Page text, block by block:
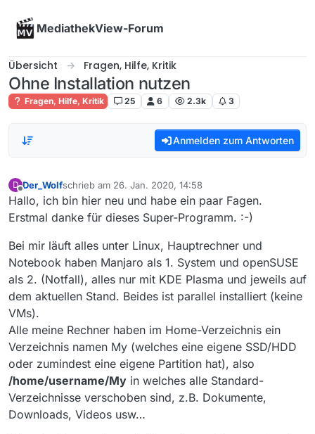
MediathekView-Forum
Übersicht Fragen, Hilfe, Kritik
Ohne Installation nutzen
Fragen, Hilfe, Kritik 25 6 2.3k 3
Anmelden zum Antworten
D
Offline
Der_Wolfschrieb am 26. Jan. 2020, 14:58
zuletzt editiert von
Hallo, ich bin hier neu und habe ein paar Fagen.
Erstmal danke für dieses Super-Programm. :-)
Bei mir läuft alles unter Linux, Hauptrechner und
Notebook haben Manjaro als 1. System und openSUSE
als 2. (Notfall), alles nur mit KDE Plasma und jeweils auf
dem aktuellen Stand. Beides ist parallel installiert (keine
VMs).
Alle meine Rechner haben im Home-Verzeichnis ein
Verzeichnis namen My (welches eine eigene SSD/HDD
oder zumindest eine eigene Partition hat), also
/home/username/My in welches alle Standard-
Verzeichnisse verschoben sind, z.B. Dokumente,
Downloads, Videos usw…